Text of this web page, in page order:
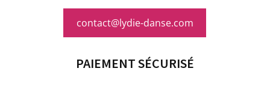
contact@lydie-danse.com
PAIEMENT SÉCURISÉ